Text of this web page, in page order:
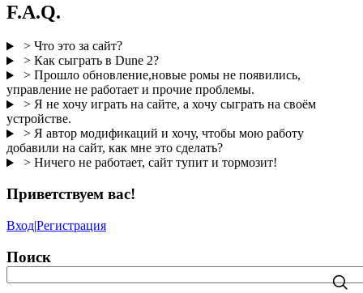
F.A.Q.
> Что это за сайт?
> Как сыграть в Dune 2?
> Прошло обновление,новые ромы не появились,
управление не работает и прочие проблемы.
> Я не хочу играть на сайте, а хочу сыграть на своём
устройстве.
> Я автор модификаций и хочу, чтобы мою работу
добавили на сайт, как мне это сделать?
> Ничего не работает, сайт тупит и тормозит!
Приветствуем вас!
Вход|Регистрация
Поиск